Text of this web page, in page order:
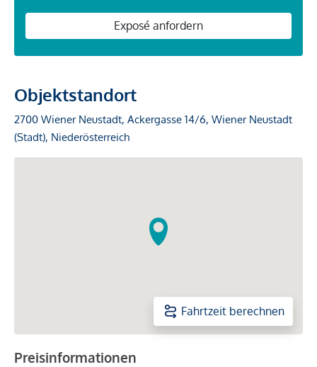
Exposé anfordern
Objektstandort
2700 Wiener Neustadt, Ackergasse 14/6, Wiener Neustadt
(Stadt), Niederösterreich
Fahrtzeit berechnen
Preisinformationen